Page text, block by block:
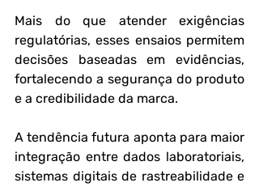
Mais do que atender exigências
regulatórias, esses ensaios permitem
decisões baseadas em evidências,
fortalecendo a segurança do produto
e a credibilidade da marca.
A tendência futura aponta para maior
integração entre dados laboratoriais,
sistemas digitais de rastreabilidade e